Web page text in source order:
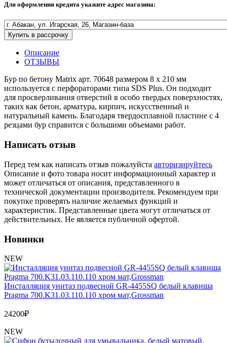
Условия возврата товара
Обмен и возврат товара
Вакансии
Для оформления кредита укажите адрес магазина:
Купить в рассрочку
Описание
ОТЗЫВЫ
Бур по бетону Matrix арт. 70648 размером 8 х 210 мм
используется с перфораторами типа SDS Plus. Он подходит
для просверливания отверстий в особо твердых поверхностях,
таких как бетон, арматура, кирпич, искусственный и
натуральный камень. Благодаря твердосплавной пластине с 4
резцами бур справится с большими объемами работ.
Написать отзыв
Перед тем как написать отзыв пожалуйста авторизируйтесь
Описание и фото товара носит информационный характер и
может отличаться от описания, представленного в
технической документации производителя. Рекомендуем при
покупке проверять наличие желаемых функций и
характеристик. Представленные цвета могут отличаться от
действительных. Не является публичной офертой.
Новинки
NEW
Инсталляция унитаз подвесной GR-4455SQ белый клавиша
Pragma 700.K31.03.110.110 хром мат,Grossman
24200₽
NEW